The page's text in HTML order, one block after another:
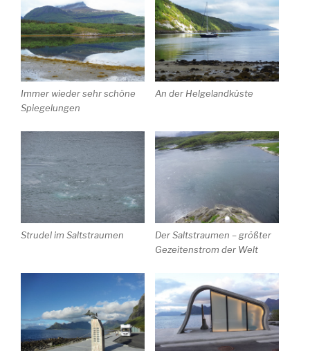
Immer wieder sehr schöne
Spiegelungen
An der Helgelandküste
Strudel im Saltstraumen
Der Saltstraumen – größter
Gezeitenstrom der Welt